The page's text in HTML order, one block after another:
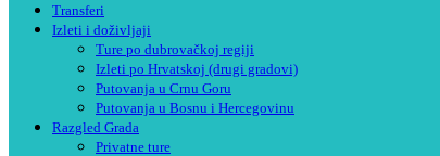
Transferi
Izleti i doživljaji
Ture po dubrovačkoj regiji
Izleti po Hrvatskoj (drugi gradovi)
Putovanja u Crnu Goru
Putovanja u Bosnu i Hercegovinu
Razgled Grada
Privatne ture